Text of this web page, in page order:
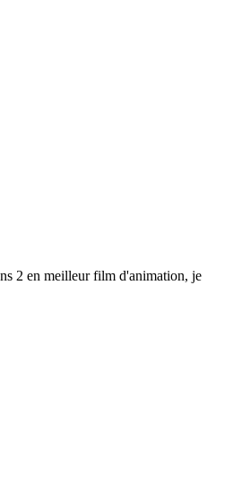
2 en meilleur film d'animation, je